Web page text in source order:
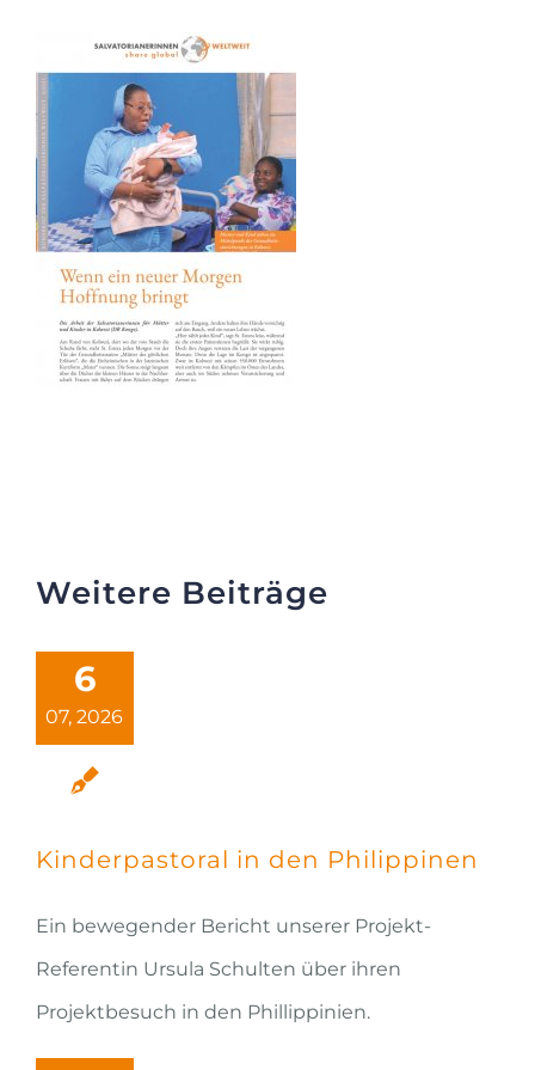
Weitere Beiträge
6
07, 2026
Kinderpastoral in den Philippinen
Ein bewegender Bericht unserer Projekt-
Referentin Ursula Schulten über ihren
Projektbesuch in den Phillippinien.